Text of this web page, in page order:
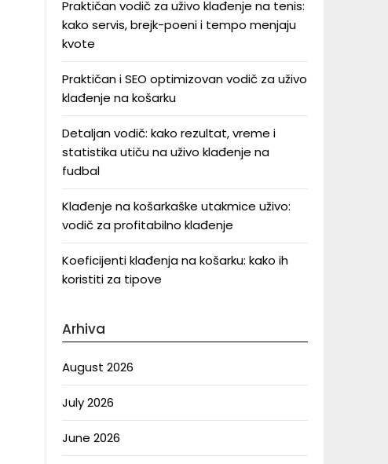
Praktičan vodič za uživo klađenje na tenis:
kako servis, brejk-poeni i tempo menjaju
kvote
Praktičan i SEO optimizovan vodič za uživo
klađenje na košarku
Detaljan vodič: kako rezultat, vreme i
statistika utiču na uživo klađenje na
fudbal
Klađenje na košarkaške utakmice uživo:
vodič za profitabilno klađenje
Koeficijenti klađenja na košarku: kako ih
koristiti za tipove
Arhiva
August 2026
July 2026
June 2026